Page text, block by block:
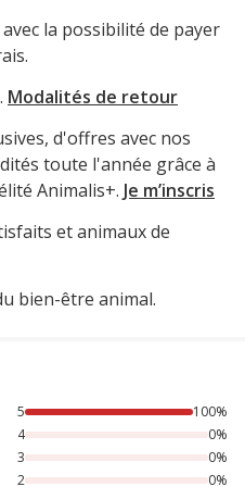
la possibilité de payer
Modalités de retour
d'offres avec nos
toute l'année grâce à
Animalis+. Je m’inscris
et animaux de
bien-être animal.
avec {1} étoiles,
5
100%
4
0%
3
0%
2
0%